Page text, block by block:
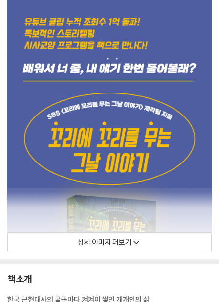
상세 이미지 더보기
책소개
한국 근현대사의 굴곡마다 켜켜이 쌓인 개개인의 삶